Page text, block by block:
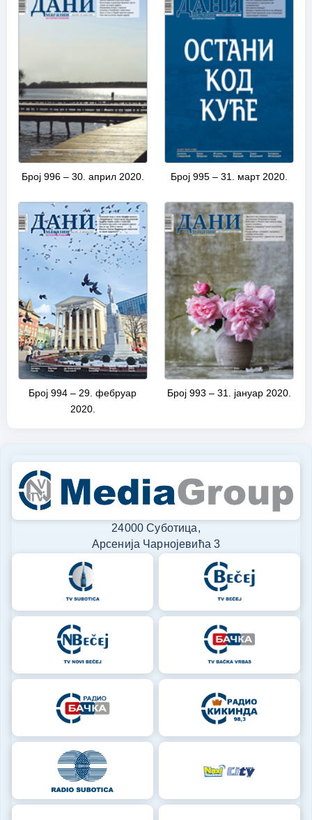
Број 996 – 30. април 2020. Број 995 – 31. март 2020.
Број 994 – 29. фебруар
2020.
Број 993 – 31. јануар 2020.
24000 Суботица,
Арсенија Чарнојевића 3